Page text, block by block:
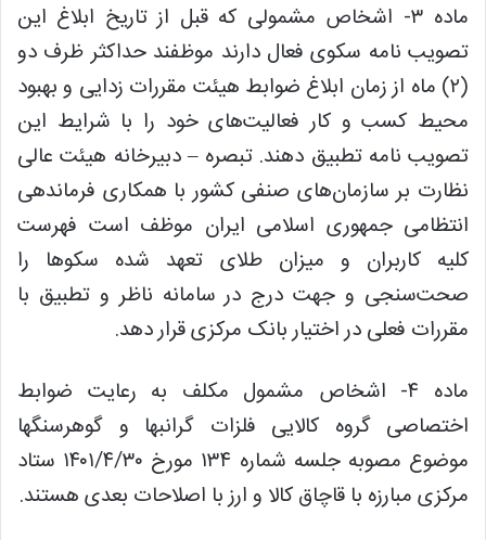
ماده ۳- اشخاص مشمولی که قبل از تاریخ ابلاغ این
تصویب نامه سکوی فعال دارند موظفند حداکثر ظرف دو
(۲) ماه از زمان ابلاغ ضوابط هیئت مقررات زدایی و بهبود
محیط کسب و کار فعالیت‌های خود را با شرایط این
تصویب نامه تطبیق دهند. تبصره – دبیرخانه هیئت عالی
نظارت بر سازمان‌های صنفی کشور با همکاری فرماندهی
انتظامی جمهوری اسلامی ایران موظف است فهرست
کلیه کاربران و میزان طلای تعهد شده سکوها را
صحت‌سنجی و جهت درج در سامانه ناظر و تطبیق با
مقررات فعلی در اختیار بانک مرکزی قرار دهد.
ماده ۴- اشخاص مشمول مکلف به رعایت ضوابط
اختصاصی گروه کالایی فلزات گرانبها و گوهرسنگها
موضوع مصوبه جلسه شماره ۱۳۴ مورخ ۱۴۰۱/۴/۳۰ ستاد
مرکزی مبارزه با قاچاق کالا و ارز با اصلاحات بعدی هستند.